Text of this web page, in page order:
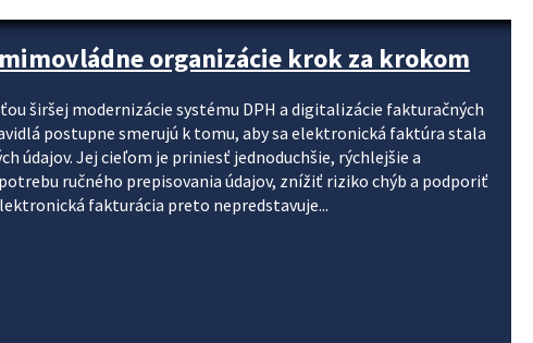
organizácie krok za krokom
širšej modernizácie systému DPH a digitalizácie fakturačných
postupne smerujú k tomu, aby sa elektronická faktúra stala
údajov. Jej cieľom je priniesť jednoduchšie, rýchlejšie a
ručného prepisovania údajov, znížiť riziko chýb a podporiť
fakturácia preto nepredstavuje...